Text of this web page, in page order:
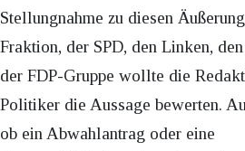
Stellungnahme zu diesen
Fraktion, der SPD, den Linken,
der FDP-Gruppe wollte die
Politiker die Aussage bewerten.
ob ein Abwahlantrag oder eine